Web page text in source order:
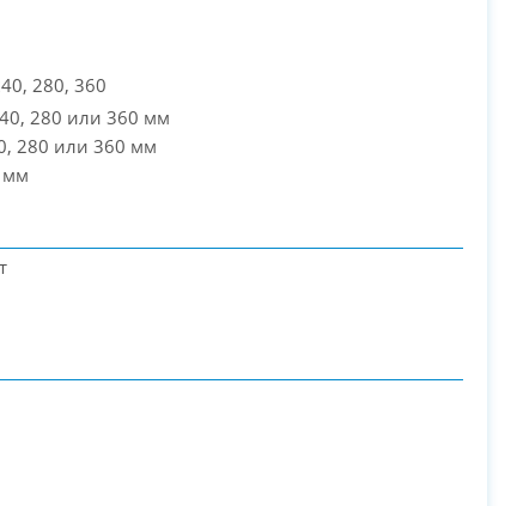
280, 360
280 или 360 мм
280 или 360 мм
мм